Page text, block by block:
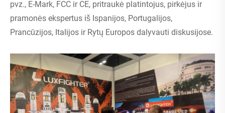
pvz., E-Mark, FCC ir CE, pritraukė platintojus, pirkėjus ir
pramonės ekspertus iš Ispanijos, Portugalijos,
Prancūzijos, Italijos ir Rytų Europos dalyvauti diskusijose.